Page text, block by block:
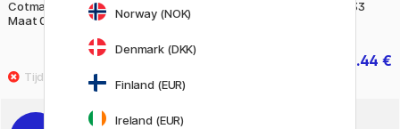
Cotman Penseel Sleper 333
Maat 0
4.64 €
5.80 €
Cotman Penseel Sleper 333
5.44 €
Norway (NOK)
Denmark (DKK)
Finland (EUR)
Ireland (EUR)